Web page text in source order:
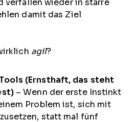
verfallen wieder in starre
damit das Ziel
agil?
(Ernsthaft, das steht
– Wenn der erste Instinkt
Problem ist, sich mit
statt mal fünf